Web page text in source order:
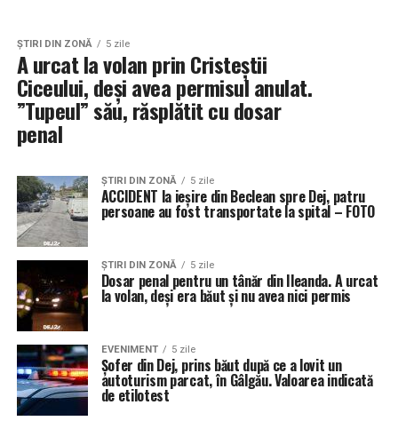
ŞTIRI DIN ZONĂ 5 zile
A urcat la volan prin Cristeștii
Ciceului, deși avea permisul anulat.
”Tupeul” său, răsplătit cu dosar
penal
ŞTIRI DIN ZONĂ 5 zile
ACCIDENT la ieșire din Beclean spre Dej, patru
persoane au fost transportate la spital – FOTO
ŞTIRI DIN ZONĂ 5 zile
Dosar penal pentru un tânăr din Ileanda. A urcat
la volan, deși era băut și nu avea nici permis
EVENIMENT 5 zile
Șofer din Dej, prins băut după ce a lovit un
autoturism parcat, în Gâlgău. Valoarea indicată
de etilotest